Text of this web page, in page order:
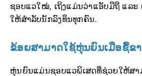
ຊອບແວໃໝ່, ເຖິງແມ່ນວ່າແອັບມືຖື ແລະ
ໃຫ້ສຳລັບນັກລົງທຶນທຸກຄົນ.
ຂ້ອຍສາມາດໃຊ້ຫຸ່ນຍົນເມື່ອຊື້ຂາ
ຫຸ່ນຍົນແມ່ນຊອບແວພິເສດທີ່ຊ່ວຍໃຫ້ສ